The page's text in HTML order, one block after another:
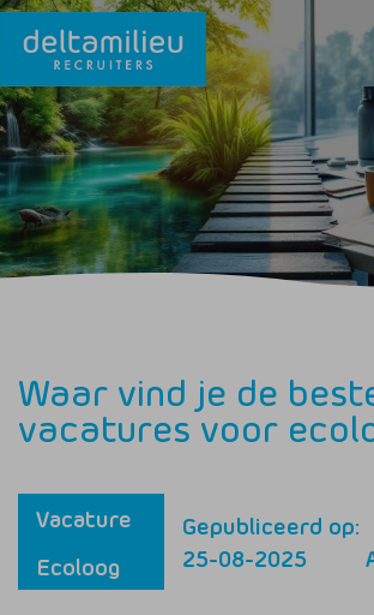
Waar vind je de
vacatures voor
Vacature
Ecoloog
Gepubliceerd op:
25-08-2025